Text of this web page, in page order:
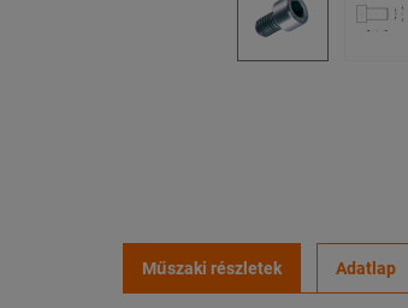
Műszaki részletek Adatlap